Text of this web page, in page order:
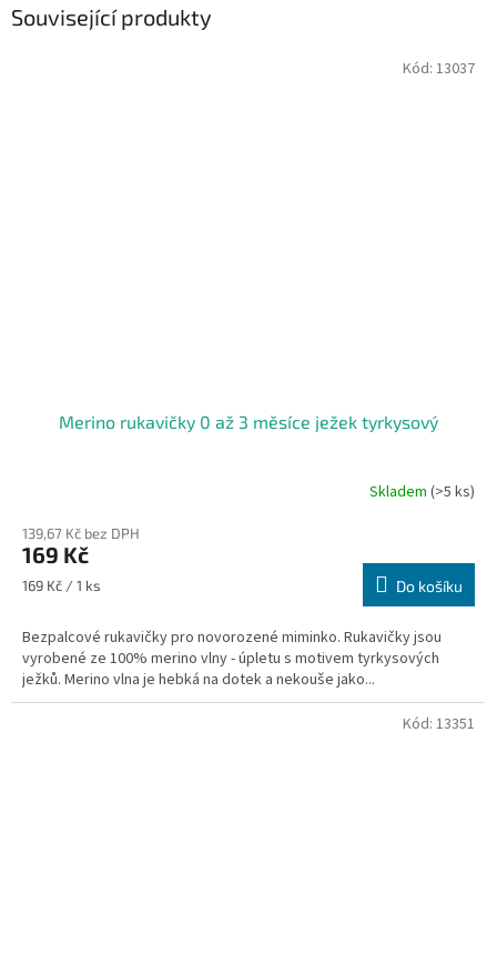
Související produkty
Merino rukavičky 0 až 3 měsíce ježek tyrkysový
Skladem (>5 ks)
139,67 Kč bez DPH
169 Kč
Měrná
169 Kč / 1 ks Do košíku
Bezpalcové rukavičky pro novorozené miminko. Rukavičky jsou
vyrobené ze 100% merino vlny - úpletu s motivem tyrkysových
ježků. Merino vlna je hebká na dotek a nekouše jako...
Kód: 13037
Kód: 13351